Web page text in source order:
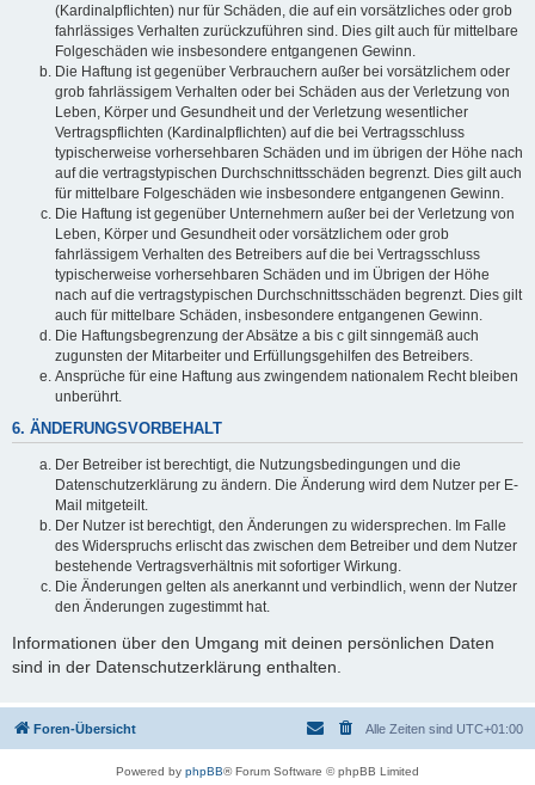
(Kardinalpflichten) nur für Schäden, die auf ein vorsätzliches oder grob
fahrlässiges Verhalten zurückzuführen sind. Dies gilt auch für mittelbare
Folgeschäden wie insbesondere entgangenen Gewinn.
Die Haftung ist gegenüber Verbrauchern außer bei vorsätzlichem oder
grob fahrlässigem Verhalten oder bei Schäden aus der Verletzung von
Leben, Körper und Gesundheit und der Verletzung wesentlicher
Vertragspflichten (Kardinalpflichten) auf die bei Vertragsschluss
typischerweise vorhersehbaren Schäden und im übrigen der Höhe nach
auf die vertragstypischen Durchschnittsschäden begrenzt. Dies gilt auch
für mittelbare Folgeschäden wie insbesondere entgangenen Gewinn.
Die Haftung ist gegenüber Unternehmern außer bei der Verletzung von
Leben, Körper und Gesundheit oder vorsätzlichem oder grob
fahrlässigem Verhalten des Betreibers auf die bei Vertragsschluss
typischerweise vorhersehbaren Schäden und im Übrigen der Höhe
nach auf die vertragstypischen Durchschnittsschäden begrenzt. Dies gilt
auch für mittelbare Schäden, insbesondere entgangenen Gewinn.
Die Haftungsbegrenzung der Absätze a bis c gilt sinngemäß auch
zugunsten der Mitarbeiter und Erfüllungsgehilfen des Betreibers.
Ansprüche für eine Haftung aus zwingendem nationalem Recht bleiben
unberührt.
6. ÄNDERUNGSVORBEHALT
Der Betreiber ist berechtigt, die Nutzungsbedingungen und die
Datenschutzerklärung zu ändern. Die Änderung wird dem Nutzer per E-
Mail mitgeteilt.
Der Nutzer ist berechtigt, den Änderungen zu widersprechen. Im Falle
des Widerspruchs erlischt das zwischen dem Betreiber und dem Nutzer
bestehende Vertragsverhältnis mit sofortiger Wirkung.
Die Änderungen gelten als anerkannt und verbindlich, wenn der Nutzer
den Änderungen zugestimmt hat.
Informationen über den Umgang mit deinen persönlichen Daten
sind in der Datenschutzerklärung enthalten.
Foren-Übersicht Alle Zeiten sind UTC+01:00
Powered by phpBB® Forum Software © phpBB Limited